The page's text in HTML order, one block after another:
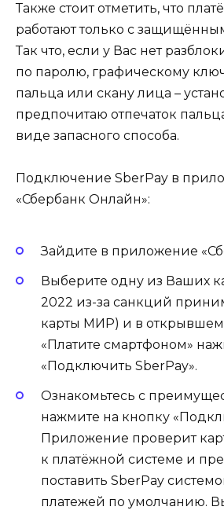
Также стоит отметить, что
работают только с
Так что, если у Вас нет
по паролю, графическому
пальца или скану лица –
предпочитаю отпечаток
виде запасного способа.
Подключение SberPay в
«Сбербанк Онлайн»:
Зайдите в приложение
Выберите одну из Ваших
2022 из-за санкций
карты МИР) и в
«Платите смартфоном»
«Подключить SberPay».
Ознакомьтесь с
нажмите на кнопку
Приложение проверит
к платёжной системе и
поставить SberPay
платежей по умолчанию.